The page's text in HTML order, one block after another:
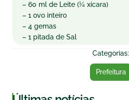
– 60 ml de Leite (¼ xícara)
– 1 ovo inteiro
– 4 gemas
– 1 pitada de Sal
Categorias:
Prefeitura